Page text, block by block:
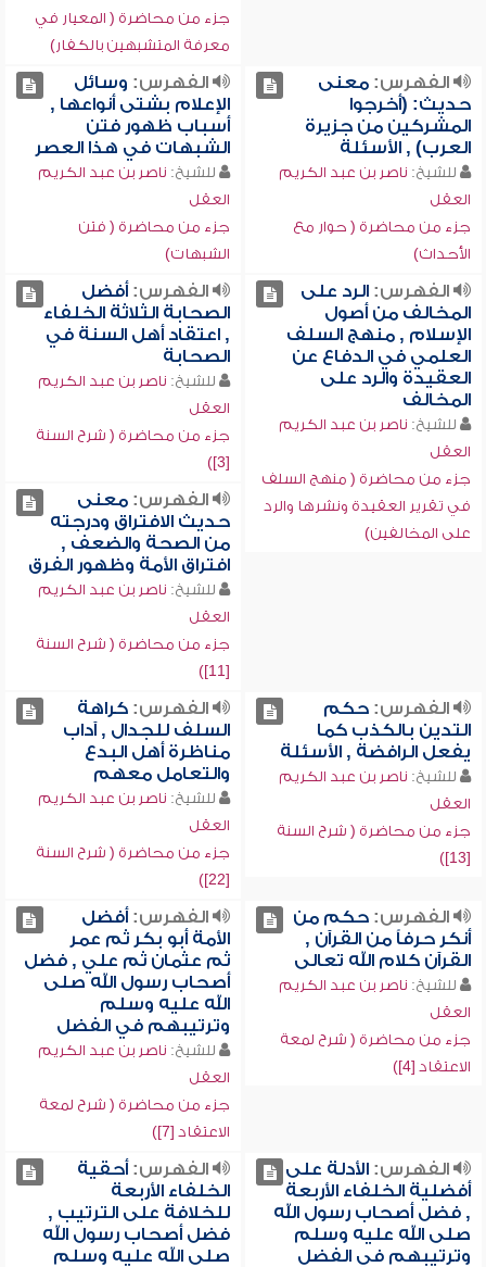
جزء من محاضرة ( المعيار في
معرفة المتشبهين بالكفار)
الفهرس:معنى
حديث: (أخرجوا
المشركين من جزيرة
العرب) , الأسئلة
للشيخ: ناصر بن عبد الكريم
العقل
جزء من محاضرة ( حوار مع
الأحداث)
الفهرس: وسائل
الإعلام بشتى أنواعها ,
أسباب ظهور فتن
الشبهات في هذا العصر
للشيخ: ناصر بن عبد الكريم
العقل
جزء من محاضرة ( فتن
الشبهات)
الفهرس:الرد على
المخالف من أصول
الإسلام , منهج السلف
العلمي في الدفاع عن
العقيدة والرد على
المخالف
للشيخ: ناصر بن عبد الكريم
العقل
جزء من محاضرة ( منهج السلف
في تقرير العقيدة ونشرها والرد
على المخالفين)
الفهرس:أفضل
الصحابة الثلاثة الخلفاء
, اعتقاد أهل السنة في
الصحابة
للشيخ: ناصر بن عبد الكريم
العقل
جزء من محاضرة ( شرح السنة
[3])
الفهرس:معنى
حديث الافتراق ودرجته
من الصحة والضعف ,
افتراق الأمة وظهور الفرق
للشيخ: ناصر بن عبد الكريم
العقل
جزء من محاضرة ( شرح السنة
[11])
الفهرس:حكم
التدين بالكذب كما
يفعل الرافضة , الأسئلة
للشيخ: ناصر بن عبد الكريم
العقل
جزء من محاضرة ( شرح السنة
[13])
الفهرس:كراهة
السلف للجدال , آداب
مناظرة أهل البدع
والتعامل معهم
للشيخ: ناصر بن عبد الكريم
العقل
جزء من محاضرة ( شرح السنة
[22])
الفهرس:حكم من
أنكر حرفاً من القرآن ,
القرآن كلام الله تعالى
للشيخ: ناصر بن عبد الكريم
العقل
جزء من محاضرة ( شرح لمعة
الاعتقاد [4])
الفهرس:أفضل
الأمة أبو بكر ثم عمر
ثم عثمان ثم علي , فضل
أصحاب رسول الله صلى
الله عليه وسلم
وترتيبهم في الفضل
للشيخ: ناصر بن عبد الكريم
العقل
جزء من محاضرة ( شرح لمعة
الاعتقاد [7])
الفهرس:الأدلة على
أفضلية الخلفاء الأربعة
, فضل أصحاب رسول الله
صلى الله عليه وسلم
وترتيبهم في الفضل
الفهرس:أحقية
الخلفاء الأربعة
للخلافة على الترتيب ,
فضل أصحاب رسول الله
صلى الله عليه وسلم